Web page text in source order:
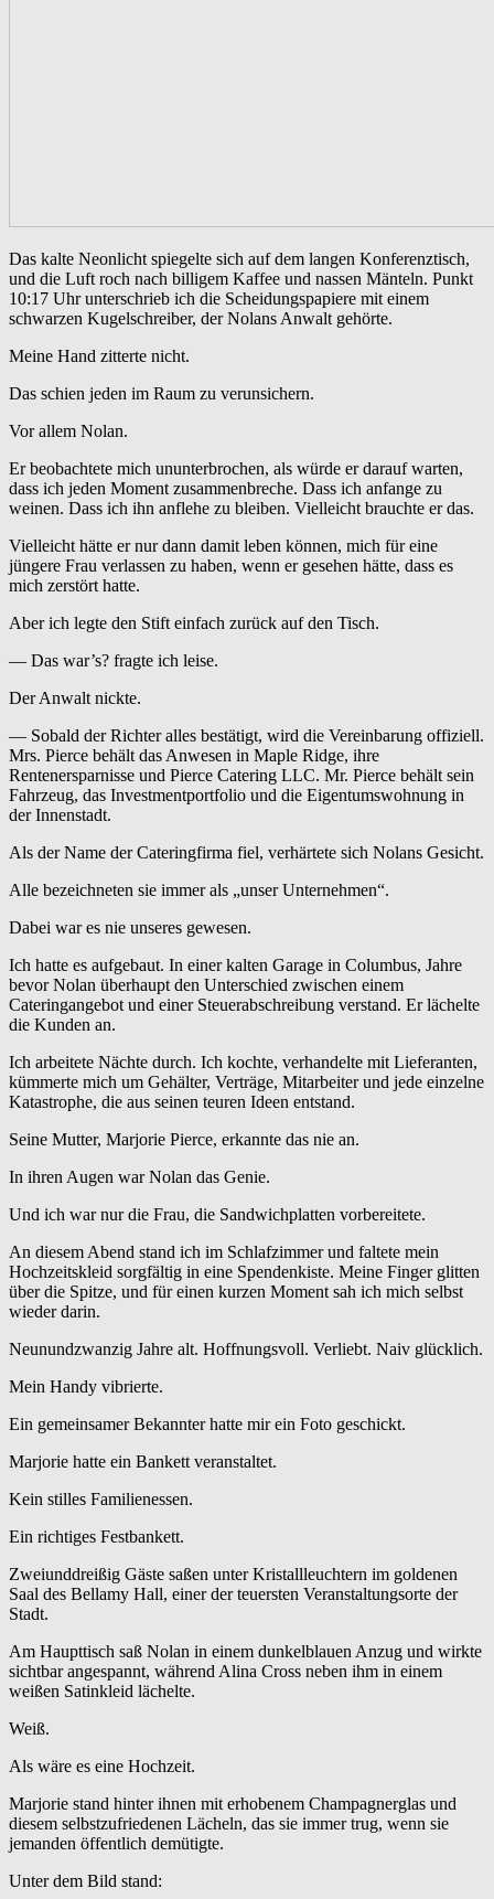
Das kalte Neonlicht spiegelte sich auf dem langen Konferenztisch,
und die Luft roch nach billigem Kaffee und nassen Mänteln. Punkt
10:17 Uhr unterschrieb ich die Scheidungspapiere mit einem
schwarzen Kugelschreiber, der Nolans Anwalt gehörte.
Meine Hand zitterte nicht.
Das schien jeden im Raum zu verunsichern.
Vor allem Nolan.
Er beobachtete mich ununterbrochen, als würde er darauf warten,
dass ich jeden Moment zusammenbreche. Dass ich anfange zu
weinen. Dass ich ihn anflehe zu bleiben. Vielleicht brauchte er das.
Vielleicht hätte er nur dann damit leben können, mich für eine
jüngere Frau verlassen zu haben, wenn er gesehen hätte, dass es
mich zerstört hatte.
Aber ich legte den Stift einfach zurück auf den Tisch.
— Das war’s? fragte ich leise.
Der Anwalt nickte.
— Sobald der Richter alles bestätigt, wird die Vereinbarung offiziell.
Mrs. Pierce behält das Anwesen in Maple Ridge, ihre
Rentenersparnisse und Pierce Catering LLC. Mr. Pierce behält sein
Fahrzeug, das Investmentportfolio und die Eigentumswohnung in
der Innenstadt.
Als der Name der Cateringfirma fiel, verhärtete sich Nolans Gesicht.
Alle bezeichneten sie immer als „unser Unternehmen“.
Dabei war es nie unseres gewesen.
Ich hatte es aufgebaut. In einer kalten Garage in Columbus, Jahre
bevor Nolan überhaupt den Unterschied zwischen einem
Cateringangebot und einer Steuerabschreibung verstand. Er lächelte
die Kunden an.
Ich arbeitete Nächte durch. Ich kochte, verhandelte mit Lieferanten,
kümmerte mich um Gehälter, Verträge, Mitarbeiter und jede einzelne
Katastrophe, die aus seinen teuren Ideen entstand.
Seine Mutter, Marjorie Pierce, erkannte das nie an.
In ihren Augen war Nolan das Genie.
Und ich war nur die Frau, die Sandwichplatten vorbereitete.
An diesem Abend stand ich im Schlafzimmer und faltete mein
Hochzeitskleid sorgfältig in eine Spendenkiste. Meine Finger glitten
über die Spitze, und für einen kurzen Moment sah ich mich selbst
wieder darin.
Neunundzwanzig Jahre alt. Hoffnungsvoll. Verliebt. Naiv glücklich.
Mein Handy vibrierte.
Ein gemeinsamer Bekannter hatte mir ein Foto geschickt.
Marjorie hatte ein Bankett veranstaltet.
Kein stilles Familienessen.
Ein richtiges Festbankett.
Zweiunddreißig Gäste saßen unter Kristallleuchtern im goldenen
Saal des Bellamy Hall, einer der teuersten Veranstaltungsorte der
Stadt.
Am Haupttisch saß Nolan in einem dunkelblauen Anzug und wirkte
sichtbar angespannt, während Alina Cross neben ihm in einem
weißen Satinkleid lächelte.
Weiß.
Als wäre es eine Hochzeit.
Marjorie stand hinter ihnen mit erhobenem Champagnerglas und
diesem selbstzufriedenen Lächeln, das sie immer trug, wenn sie
jemanden öffentlich demütigte.
Unter dem Bild stand: